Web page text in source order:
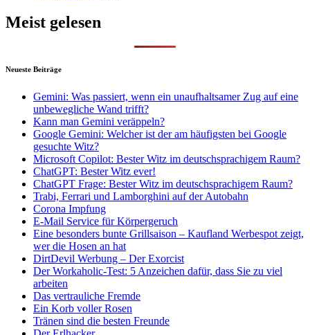
Meist gelesen
Neueste Beiträge
Gemini: Was passiert, wenn ein unaufhaltsamer Zug auf eine
unbewegliche Wand trifft?
Kann man Gemini veräppeln?
Google Gemini: Welcher ist der am häufigsten bei Google
gesuchte Witz?
Microsoft Copilot: Bester Witz im deutschsprachigem Raum?
ChatGPT: Bester Witz ever!
ChatGPT Frage: Bester Witz im deutschsprachigem Raum?
Trabi, Ferrari und Lamborghini auf der Autobahn
Corona Impfung
E-Mail Service für Körpergeruch
Eine besonders bunte Grillsaison – Kaufland Werbespot zeigt,
wer die Hosen an hat
DirtDevil Werbung – Der Exorcist
Der Workaholic-Test: 5 Anzeichen dafür, dass Sie zu viel
arbeiten
Das vertrauliche Fremde
Ein Korb voller Rosen
Tränen sind die besten Freunde